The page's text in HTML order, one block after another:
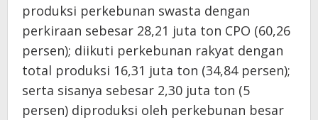
produksi perkebunan swasta dengan
perkiraan sebesar 28,21 juta ton CPO (60,26
persen); diikuti perkebunan rakyat dengan
total produksi 16,31 juta ton (34,84 persen);
serta sisanya sebesar 2,30 juta ton (5
persen) diproduksi oleh perkebunan besar